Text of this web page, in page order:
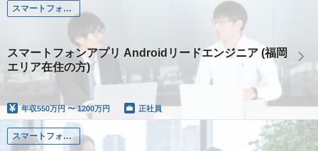
スマートフォンアプリエンジニア
スマートフォンアプリ Androidリードエンジニア (福岡
エリア在住の方)
年収550万円 〜 1200万円 正社員
スマートフォンアプリエンジニア